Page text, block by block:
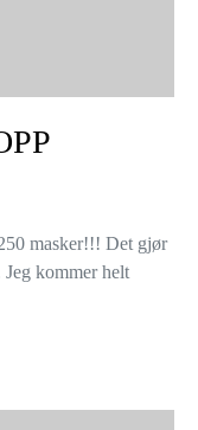
masker!!! Det gjør
kommer helt